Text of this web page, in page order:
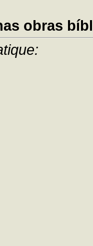
obras